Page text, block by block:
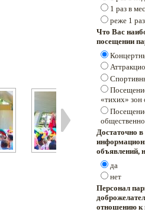
1 раз в
реже 1
Что Вас
посещении
«тихих» зон
Достаточно в
объявлений,
да
нет
Персонал
отношению к